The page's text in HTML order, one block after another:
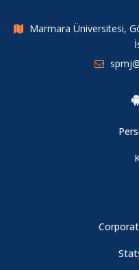
Marmara Üniversitesi,